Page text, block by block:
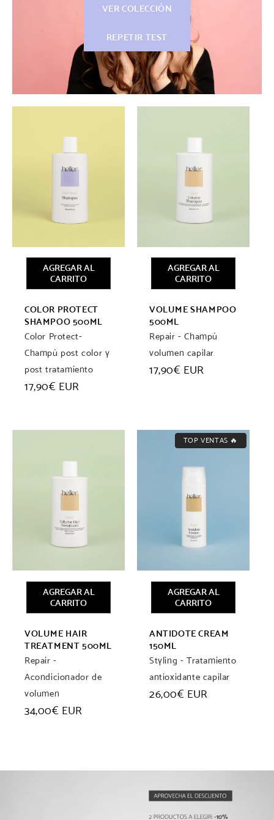
VER COLECCIÓN
REPETIR TEST
COLOR PROTECT
SHAMPOO 500ML
Color Protect-
Champú post color y
post tratamiento
Precio
17,90€ EUR
AGREGAR AL
CARRITO
VOLUME SHAMPOO
500ML
Repair - Champú
volumen capilar
Precio
17,90€ EUR
AGREGAR AL
CARRITO
VOLUME HAIR
TREATMENT 500ML
Repair -
Acondicionador de
volumen
Precio
34,00€ EUR
AGREGAR AL
CARRITO
TOP VENTAS 🔥
ANTIDOTE CREAM
150ML
Styling - Tratamiento
antioxidante capilar
Precio
26,00€ EUR
AGREGAR AL
CARRITO